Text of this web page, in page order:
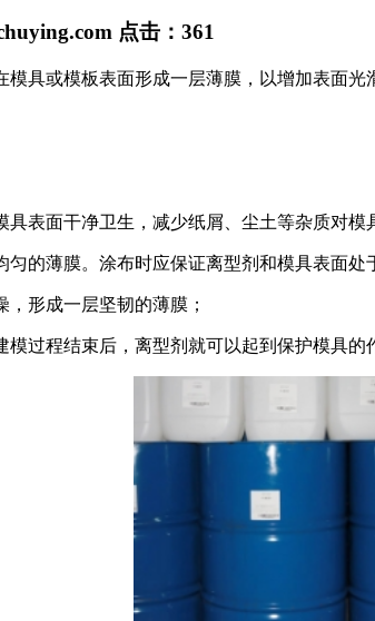
点击： 361
模具或模板表面形成一层薄膜，以增加表面
表面干净卫生，减少纸屑、尘土等杂质对模
的薄膜。涂布时应保证离型剂和模具表面处
形成一层坚韧的薄膜；
过程结束后，离型剂就可以起到保护模具的